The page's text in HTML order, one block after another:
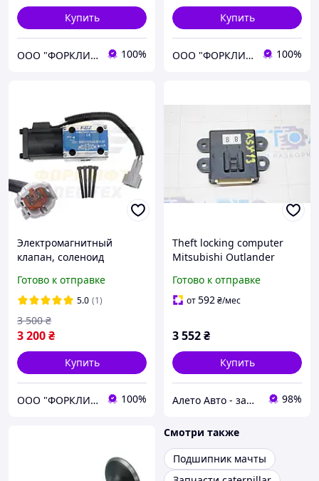
Купить
ООО "ФОРКЛИФТ-СПЕЦТЕХ" 100%
Купить
ООО "ФОРКЛИФТ-СПЕЦТЕХ" 100%
Электромагнитный
клапан, соленоид
FD10-30, FG10-30 №
91A28-20010, 91A28-
10010, 91A28-30010,
91A28-30022
Готово к отправке
5.0 (1)
3 200₴
3 500 ₴
Купить
ООО "ФОРКЛИФТ-СПЕЦТЕХ" 100%
Theft locking computer
Mitsubishi Outlander
Готово к отправке
от592₴/мес
3 552₴
Купить
Алето Авто - запчасти на авто из США 98%
Смотри также
Подшипник мачты